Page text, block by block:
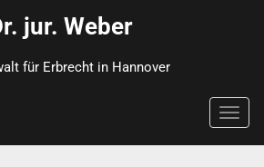
jur. Weber
für Erbrecht in Hannover